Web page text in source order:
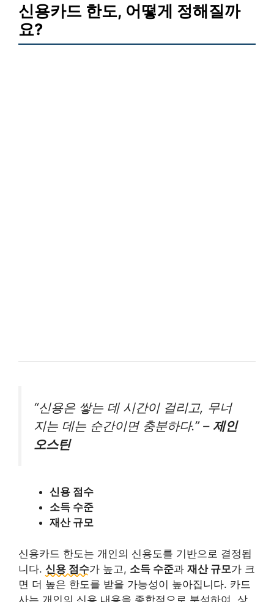
신용카드 한도, 어떻게 정해질까
요?
“신용은 쌓는 데 시간이 걸리고, 무너
지는 데는 순간이면 충분하다.” – 제인
오스틴
신용 점수
소득 수준
재산 규모
신용카드 한도는 개인의 신용도를 기반으로 결정됩
니다. 신용 점수가 높고, 소득 수준과 재산 규모가 크
면 더 높은 한도를 받을 가능성이 높아집니다. 카드
사는 개인의 신용 내용을 종합적으로 분석하여, 상